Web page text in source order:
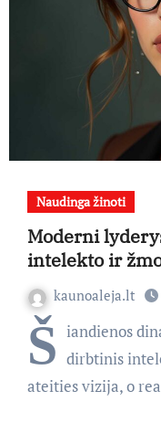
Naudinga žinoti
Moderni
intelekto ir
kaunoaleja.lt
Š iandienos
dirbtinis
ateities vizija, o